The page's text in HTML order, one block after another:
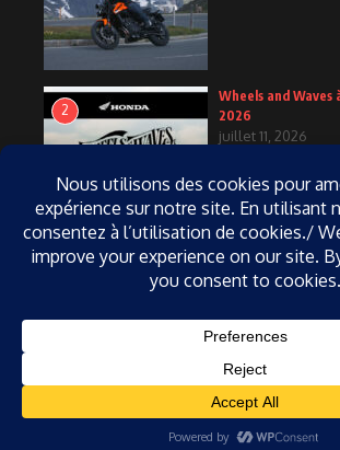
2
Wheels and Waves
2026
juillet 11, 2026
3 juin 25, 2026
Copyright 2004-2026, Tous droits réservés,
Réalisation Côté Interactif | Réalisé par